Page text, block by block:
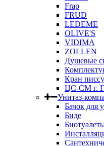
Frap
FRUD
LEDEME
OLIVE'S
VIDIMA
ZOLLEN
Душевые
Кран
ЦС-СМ г.
Унитаз-
Бачок для
Биде